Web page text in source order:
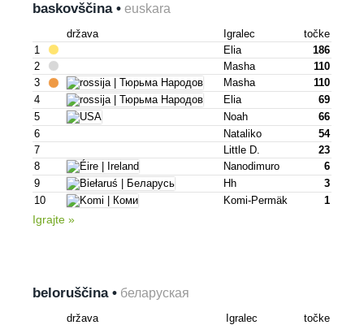
baskovščina • euskara
država Igralec
točke
1
Elia
186
2
Masha
110
3
Masha
110
4
Elia
69
5
Noah
66
6
Nataliko
54
7
Little D.
23
8
Nanodimuro
6
9
Hh
3
10
Komi-Permäk 1
Igrajte »
beloruščina • беларуская
država Igralec
točke